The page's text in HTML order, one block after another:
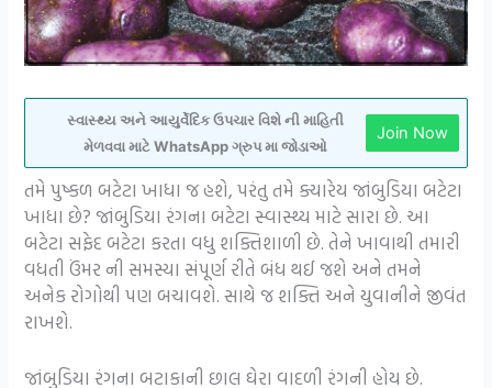
સ્વાસ્થ્ય અને આયુર્વેદિક ઉપચાર વિશે ની માહિતી
મેળવવા માટે WhatsApp ગ્રુપ મા જોડાઓ
Join Now
તમે પુષ્કળ બટેટા ખાધા જ હશે, પરંતુ તમે ક્યારેય જાંબુડિયા બટેટા
ખાધા છે? જાંબુડિયા રંગના બટેટા સ્વાસ્થ્ય માટે સારા છે. આ
બટેટા સફેદ બટેટા કરતા વધુ શક્તિશાળી છે. તેને ખાવાથી તમારી
વધતી ઉંમર ની સમસ્યા સંપૂર્ણ રીતે બંધ થઈ જશે અને તમને
અનેક રોગોથી પણ બચાવશે. સાથે જ શક્તિ અને યુવાનીને જીવંત
રાખશે.
જાંબુડિયા રંગના બટાકાની છાલ ઘેરા વાદળી રંગની હોય છે.